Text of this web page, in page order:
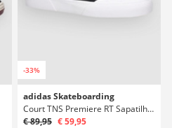
-33%
adidas Skateboarding
Court TNS Premiere RT Sapatilhas de Skate
€ 89,95 € 59,95